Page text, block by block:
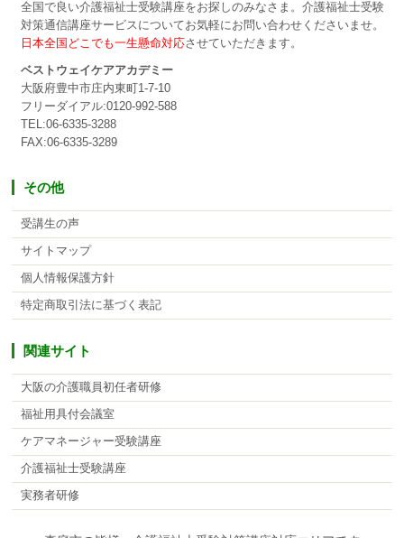
全国で良い介護福祉士受験講座をお探しのみなさま。介護福祉士受験
対策通信講座サービスについてお気軽にお問い合わせくださいませ。
日本全国どこでも一生懸命対応させていただきます。
ベストウェイケアアカデミー
大阪府豊中市庄内東町1-7-10
フリーダイアル:0120-992-588
TEL:06-6335-3288
FAX:06-6335-3289
その他
受講生の声
サイトマップ
個人情報保護方針
特定商取引法に基づく表記
関連サイト
大阪の介護職員初任者研修
福祉用具付会議室
ケアマネージャー受験講座
介護福祉士受験講座
実務者研修